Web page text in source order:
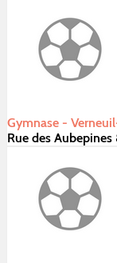
Gymnase -
Rue des